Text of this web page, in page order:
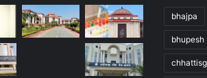
bhajpa
bhupesh